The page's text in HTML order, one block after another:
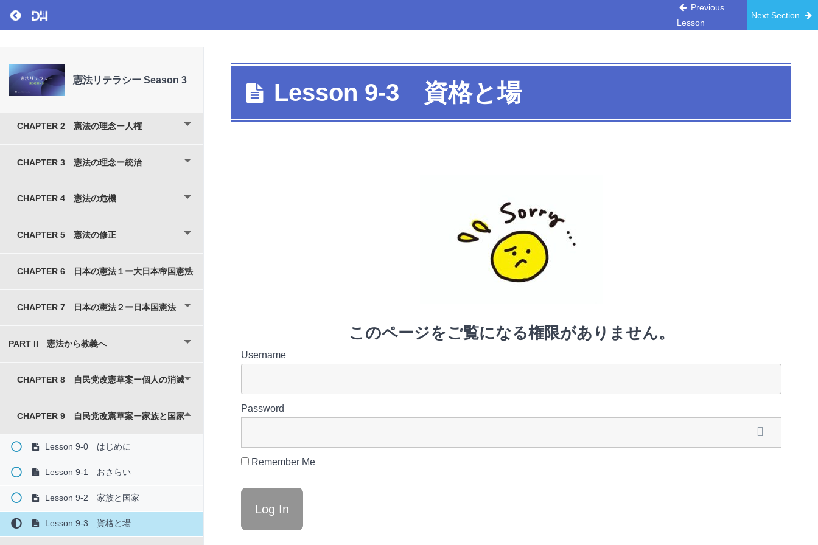
Return to course: 憲法リテラシー Season 3
Previous
Lesson
Next Section
憲法リテラシー Season 3
CHAPTER 0 ダイジェスト
CHAPTER 1 憲法の歴史
CHAPTER 2 憲法の理念ー人権
CHAPTER 3 憲法の理念ー統治
CHAPTER 4 憲法の危機
CHAPTER 5 憲法の修正
CHAPTER 6 日本の憲法１ー大日本帝国憲法
CHAPTER 7 日本の憲法２ー日本国憲法
PART II 憲法から教義へ
CHAPTER 8 自民党改憲草案ー個人の消滅
CHAPTER 9 自民党改憲草案ー家族と国家
Lesson 9-0 はじめに
Lesson 9-1 おさらい
Lesson 9-2 家族と国家
Lesson 9-3 資格と場
Lesson 9-3 資格と場
このページをご覧になる権限がありません。
Username
Password
Remember Me